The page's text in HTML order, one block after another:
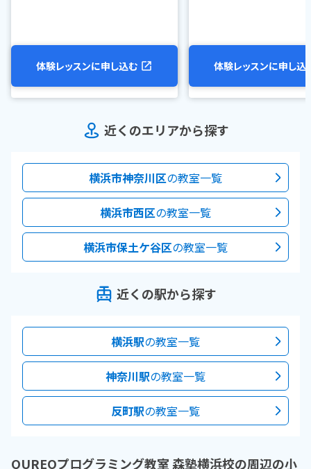
体験レッスンに申し込む 体験レッスンに申し込
近くのエリアから探す
横浜市神奈川区の教室一覧
横浜市西区の教室一覧
横浜市保土ケ谷区の教室一覧
近くの駅から探す
横浜駅の教室一覧
神奈川駅の教室一覧
反町駅の教室一覧
QUREOプログラミング教室 森塾横浜校の周辺の小